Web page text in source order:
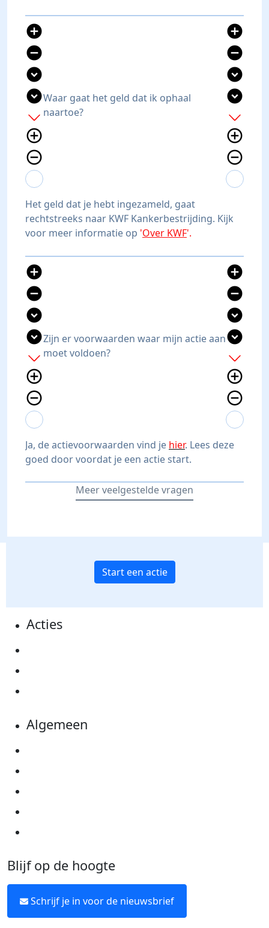
add_circle
remove_circle
expand_circle_down
expand_circle_down
add
add_circle_outline
remove_circle_outline
expand_more
expand_less
Waar gaat het geld dat ik ophaal
naartoe?
add_circle
remove_circle
expand_circle_down
expand_circle_down
add
add_circle_outline
remove_circle_outline
expand_more
expand_less
Het geld dat je hebt ingezameld, gaat
rechtstreeks naar KWF Kankerbestrijding. Kijk
voor meer informatie op 'Over KWF'.
add_circle
remove_circle
expand_circle_down
expand_circle_down
add
add_circle_outline
remove_circle_outline
expand_more
expand_less
Zijn er voorwaarden waar mijn actie aan
moet voldoen?
add_circle
remove_circle
expand_circle_down
expand_circle_down
add
add_circle_outline
remove_circle_outline
expand_more
expand_less
Ja, de actievoorwaarden vind je hier. Lees deze
goed door voordat je een actie start.
Meer veelgestelde vragen
Start een actie
Acties
Algemeen
Blijf op de hoogte
Schrijf je in voor de nieuwsbrief